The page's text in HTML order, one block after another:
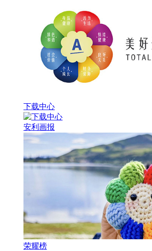
下载中心
安利画报
荣耀榜